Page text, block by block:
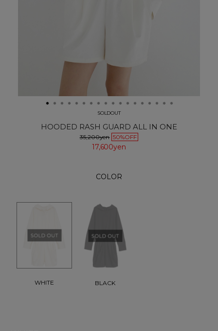
SOLDOUT
HOODED RASH GUARD ALL IN ONE
35,200yen 50%OFF
17,600yen
COLOR
WHITE BLACK